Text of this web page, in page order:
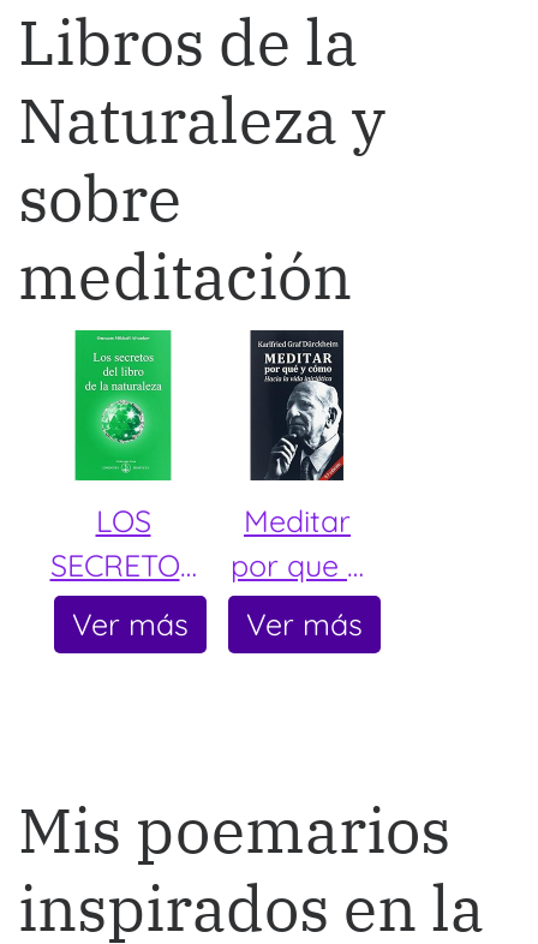
Libros de la
Naturaleza y
sobre
meditación
LOS
SECRETOS
DEL LIBRO
DE LA
Ver más
Meditar
por que y
Como
(YOGA
Ver más
Mis poemarios
inspirados en la